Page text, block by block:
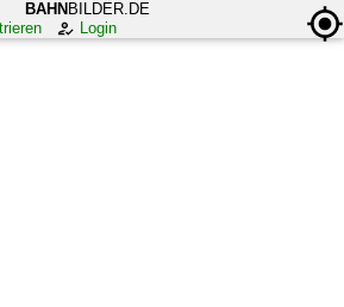
BAHN BILDER.DE
Login